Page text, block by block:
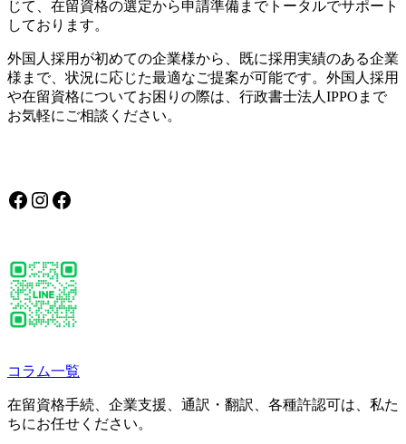
じて、在留資格の選定から申請準備までトータルでサポート
しております。
外国人採用が初めての企業様から、既に採用実績のある企業
様まで、状況に応じた最適なご提案が可能です。外国人採用
や在留資格についてお困りの際は、行政書士法人IPPOまで
お気軽にご相談ください。
Facebook
Instagram
Facebook
コラム一覧
在留資格手続、企業支援、通訳・翻訳、各種許認可は、私た
ちにお任せください。